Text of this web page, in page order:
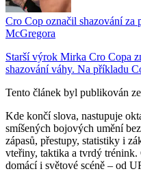
Cro Cop označil shazování za
McGregora
Starší výrok Mirka Cro Copa
shazování váhy. Na příkladu
Tento článek byl publikován
Kde končí slova, nastupuje
smíšených bojových umění
zápasů, přestupy, statistiky i
vteřiny, taktika a tvrdý trénink.
domácí i světové scéně – od